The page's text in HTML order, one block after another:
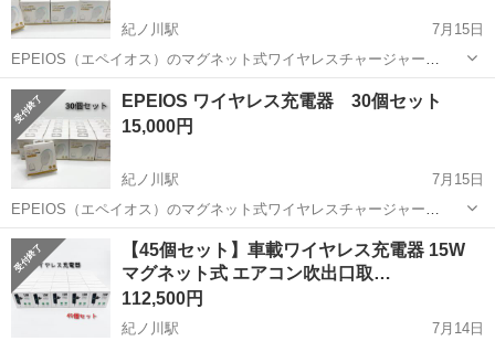
紀ノ川駅
7月15日
EPEIOS（エペイオス）のマグネット式ワイヤレスチャージャー
（20W Type-C急速充電器付きスターターセット）です。 強力なマグ
ネットでスマホ背面にピタッとくっつくため、位置ズレで充電できて
いなかった…という失敗があ...
和歌山 和歌山市 紀ノ川駅 その他 EPEIOS
EPEIOS ワイヤレス充電器 30個セット
15,000円
紀ノ川駅
7月15日
EPEIOS（エペイオス）のマグネット式ワイヤレスチャージャー
（20W Type-C急速充電器付きスターターセット）です。 強力なマグ
ネットでスマホ背面にピタッとくっつくため、位置ズレで充電できて
いなかった…という失敗があ...
和歌山 和歌山市 紀ノ川駅 その他 EPEIOS
​【45個セット】車載ワイヤレス充電器 15W
マグネット式 エアコン吹出口取…
112,500円
紀ノ川駅
7月14日